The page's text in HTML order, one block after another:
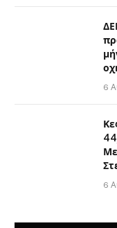
6
6